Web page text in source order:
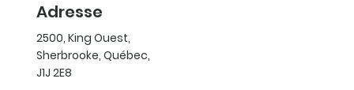
Adresse
2500, King Ouest,
Sherbrooke, Québec,
J1J 2E8